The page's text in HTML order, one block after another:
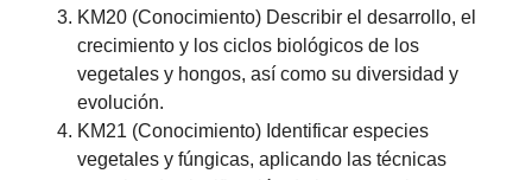
KM20 (Conocimiento) Describir el desarrollo, el
crecimiento y los ciclos biológicos de los
vegetales y hongos, así como su diversidad y
evolución.
KM21 (Conocimiento) Identificar especies
vegetales y fúngicas, aplicando las técnicas